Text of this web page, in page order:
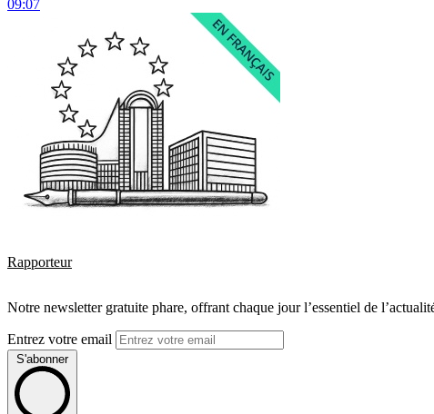
09:07
Rapporteur
Notre newsletter gratuite phare, offrant chaque jour l’essentiel de
Entrez votre email
S'abonner